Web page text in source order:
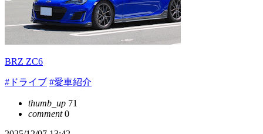
BRZ ZC6
#ドライブ #愛車紹介
thumb_up 71
comment0